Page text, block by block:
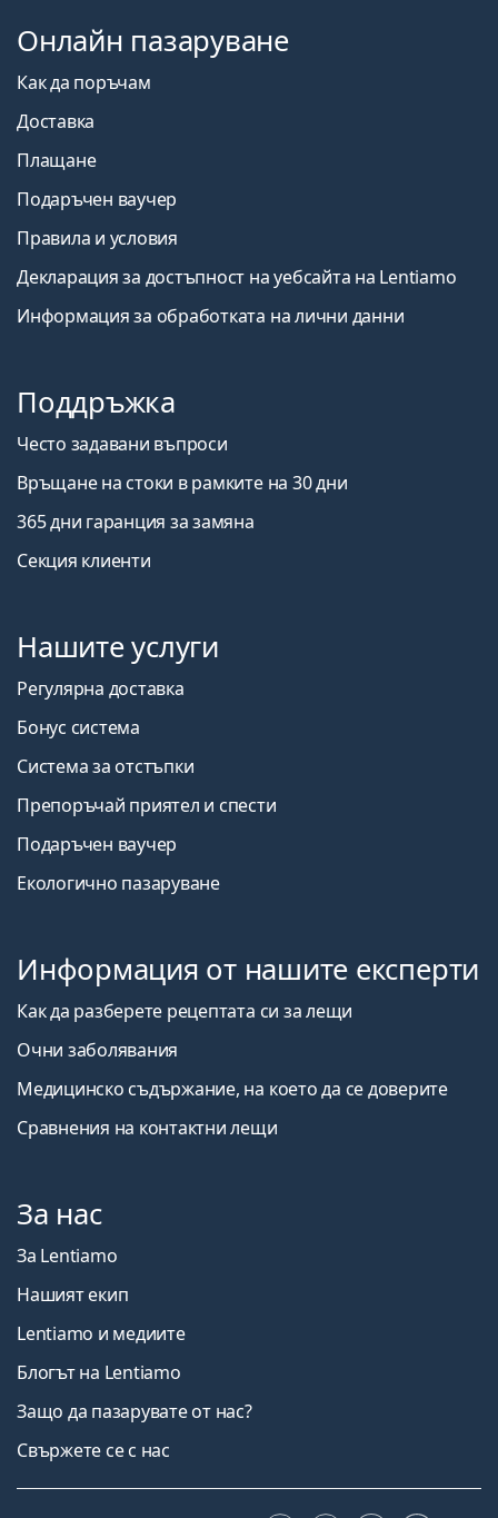
Онлайн пазаруване
Как да поръчам
Доставка
Плащане
Подаръчен ваучер
Правила и условия
Декларация за достъпност на уебсайта на Lentiamo
Информация за обработката на лични данни
Поддръжка
Често задавани въпроси
Връщане на стоки в рамките на 30 дни
365 дни гаранция за замяна
Секция клиенти
Нашите услуги
Регулярна доставка
Бонус система
Система за отстъпки
Препоръчай приятел и спести
Подаръчен ваучер
Екологично пазаруване
Информация от нашите експерти
Как да разберете рецептата си за лещи
Очни заболявания
Медицинско съдържание, на което да се доверите
Сравнения на контактни лещи
За нас
За Lentiamo
Нашият екип
Lentiamo и медиите
Блогът на Lentiamo
Защо да пазарувате от нас?
Свържете се с нас